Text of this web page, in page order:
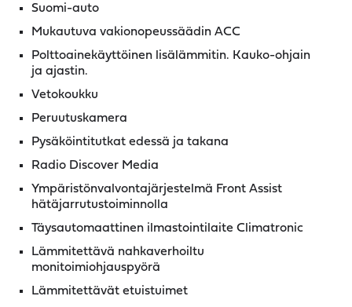
Suomi-auto
Mukautuva vakionopeussäädin ACC
Polttoainekäyttöinen lisälämmitin. Kauko-ohjain
ja ajastin.
Vetokoukku
Peruutuskamera
Pysäköintitutkat edessä ja takana
Radio Discover Media
Ympäristönvalvontajärjestelmä Front Assist
hätäjarrutustoiminnolla
Täysautomaattinen ilmastointilaite Climatronic
Lämmitettävä nahkaverhoiltu
monitoimiohjauspyörä
Lämmitettävät etuistuimet